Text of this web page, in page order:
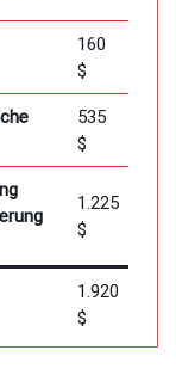
160
$
535
$
1.225
$
1.920
$